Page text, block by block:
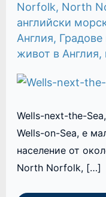
Norfolk, North
английски
Англия,
живот в Англия,
Wells-next-the-
Wells-on-Sea, е
население от
North Norfolk, […]